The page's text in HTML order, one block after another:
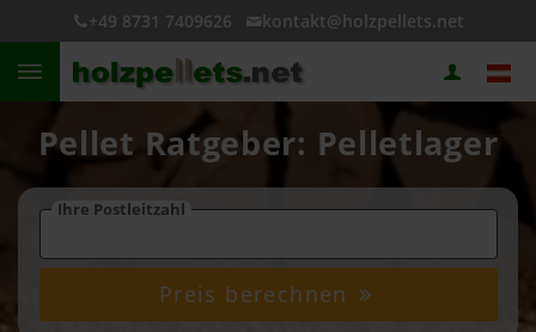
+49 8731 7409626 kontakt@holzpellets.net
Pellet Ratgeber: Pelletlager
Ihre Postleitzahl
Preis berechnen